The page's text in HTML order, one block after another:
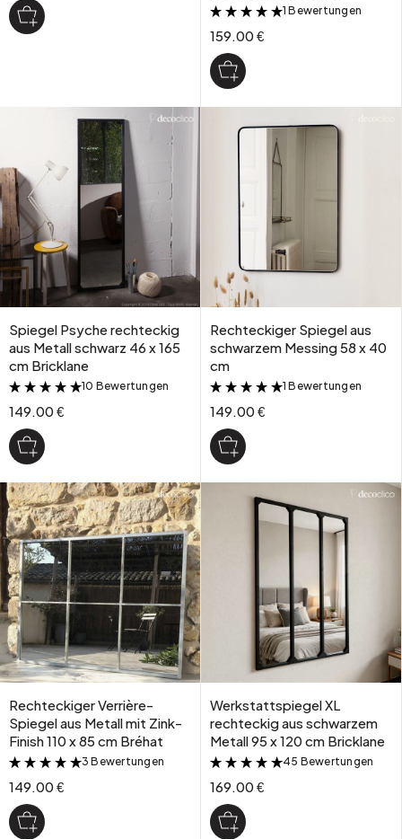
&
1 Bewertungen
159.00 €
Spiegel Psyche rechteckig
aus Metall schwarz 46 x 165
cm Bricklane
&
10 Bewertungen
149.00 €
Rechteckiger Spiegel aus
schwarzem Messing 58 x 40
cm
&
1 Bewertungen
149.00 €
Rechteckiger Verrière-
Spiegel aus Metall mit Zink-
Finish 110 x 85 cm Bréhat
&
3 Bewertungen
149.00 €
Werkstattspiegel XL
rechteckig aus schwarzem
Metall 95 x 120 cm Bricklane
&
45 Bewertungen
169.00 €